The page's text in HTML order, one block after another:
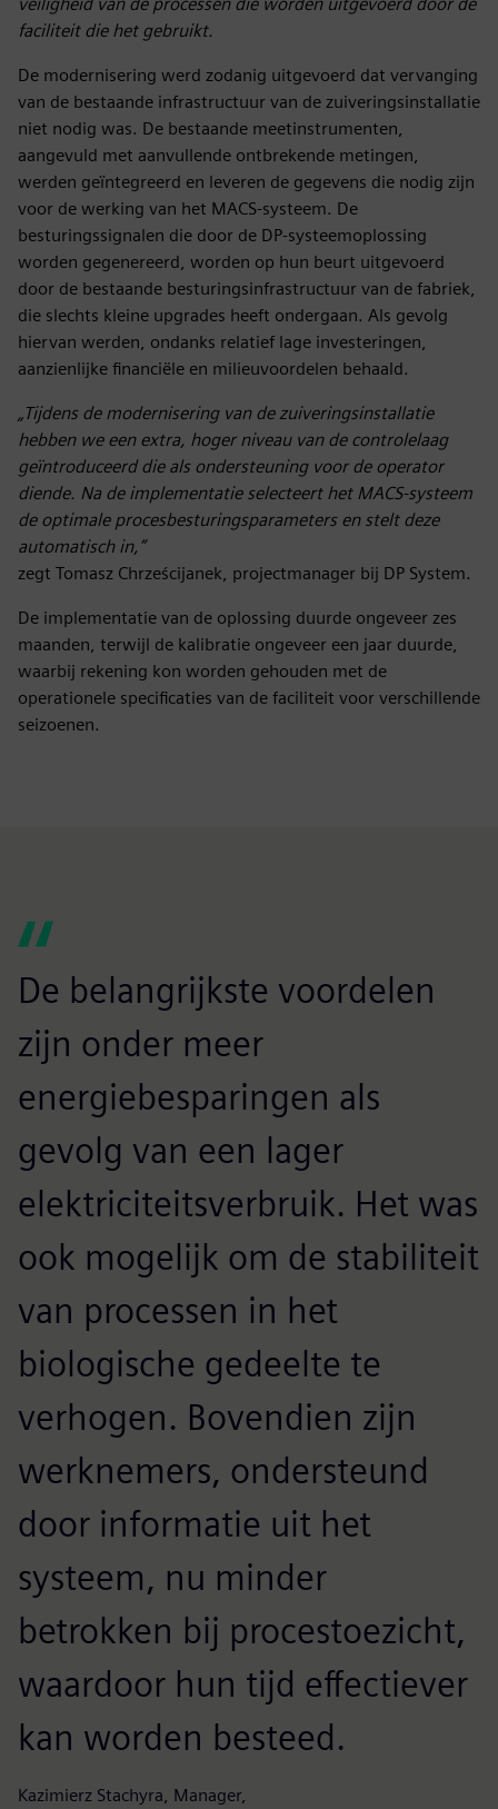
faciliteit die het gebruikt.
De modernisering werd zodanig uitgevoerd dat vervanging
van de bestaande infrastructuur van de zuiveringsinstallatie
niet nodig was. De bestaande meetinstrumenten,
aangevuld met aanvullende ontbrekende metingen,
werden geïntegreerd en leveren de gegevens die nodig zijn
voor de werking van het MACS-systeem. De
besturingssignalen die door de DP-systeemoplossing
worden gegenereerd, worden op hun beurt uitgevoerd
door de bestaande besturingsinfrastructuur van de fabriek,
die slechts kleine upgrades heeft ondergaan. Als gevolg
hiervan werden, ondanks relatief lage investeringen,
aanzienlijke financiële en milieuvoordelen behaald.
„Tijdens de modernisering van de zuiveringsinstallatie
hebben we een extra, hoger niveau van de controlelaag
geïntroduceerd die als ondersteuning voor de operator
diende. Na de implementatie selecteert het MACS-systeem
de optimale procesbesturingsparameters en stelt deze
automatisch in,”
zegt Tomasz Chrześcijanek, projectmanager bij DP System.
De implementatie van de oplossing duurde ongeveer zes
maanden, terwijl de kalibratie ongeveer een jaar duurde,
waarbij rekening kon worden gehouden met de
operationele specificaties van de faciliteit voor verschillende
seizoenen.
De belangrijkste voordelen
zijn onder meer
energiebesparingen als
gevolg van een lager
elektriciteitsverbruik. Het was
ook mogelijk om de stabiliteit
van processen in het
biologische gedeelte te
verhogen. Bovendien zijn
werknemers, ondersteund
door informatie uit het
systeem, nu minder
betrokken bij procestoezicht,
waardoor hun tijd effectiever
kan worden besteed.
Kazimierz Stachyra, Manager,